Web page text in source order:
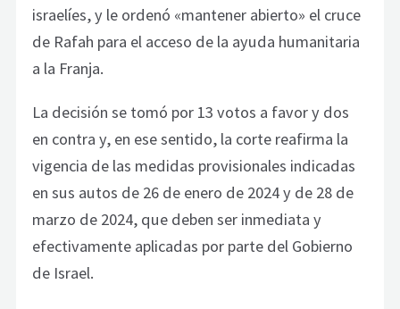
israelíes, y le ordenó «mantener abierto» el cruce
de Rafah para el acceso de la ayuda humanitaria
a la Franja.
La decisión se tomó por 13 votos a favor y dos
en contra y, en ese sentido, la corte reafirma la
vigencia de las medidas provisionales indicadas
en sus autos de 26 de enero de 2024 y de 28 de
marzo de 2024, que deben ser inmediata y
efectivamente aplicadas por parte del Gobierno
de Israel.